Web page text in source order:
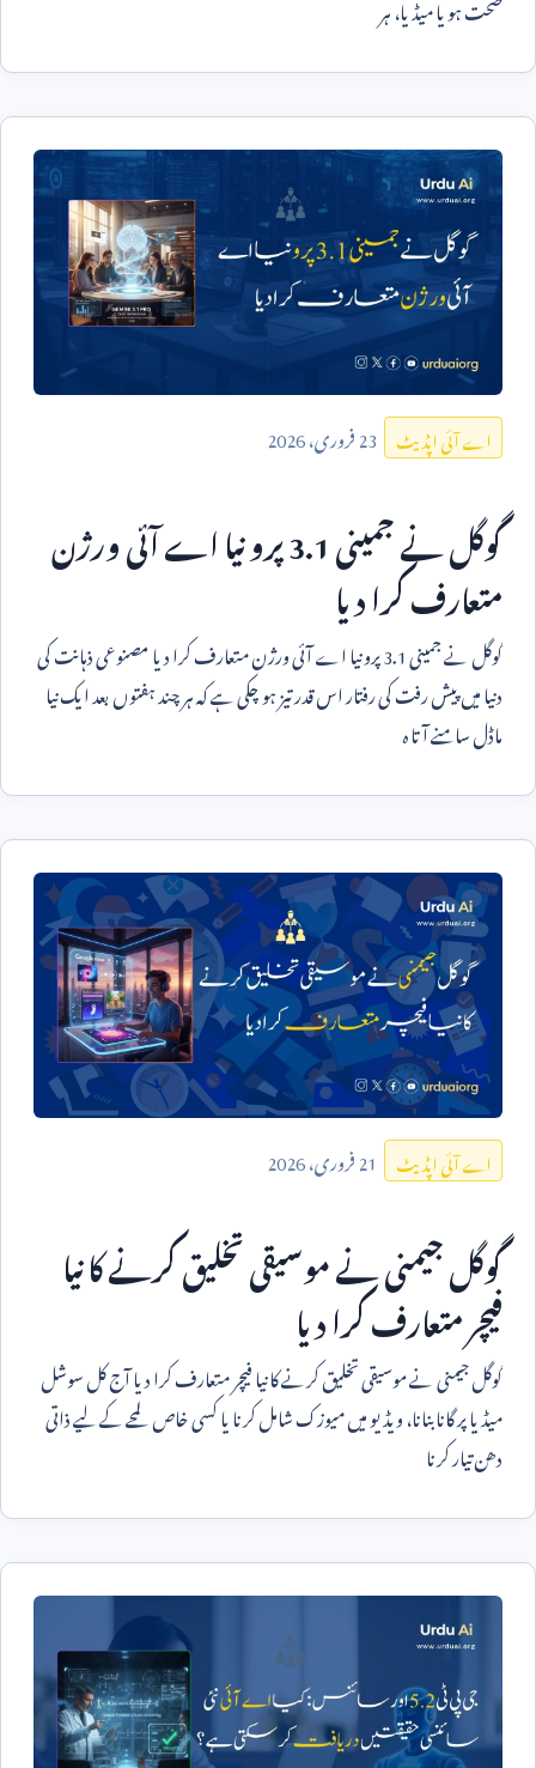
اے آئی اپڈیٹ 23فروری،2026
گوگل نے جمینی3.1پرو نیا اے آئی ورژن
متعارف کرا دیا
گوگل نے جمینی3.1پرو نیا اے آئی ورژن متعارف کرا دیا مصنوعی ذہانت کی
دنیا میں پیش رفت کی رفتار اس قدر تیز ہو چکی ہے کہ ہر چند ہفتوں بعد ایک نیا
ماڈل سامنے آتا ہ
اے آئی اپڈیٹ 21فروری،2026
گوگل جیمنی نے موسیقی تخلیق کرنے کا نیا
فیچر متعارف کرا دیا
گوگل جیمنی نے موسیقی تخلیق کرنے کا نیا فیچر متعارف کرا دیا آج کل سوشل
میڈیا پر گانا بنانا، ویڈیو میں میوزک شامل کرنا یا کسی خاص لمحے کے لیے ذاتی
دھن تیار کرنا